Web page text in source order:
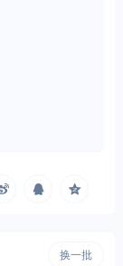
换一批